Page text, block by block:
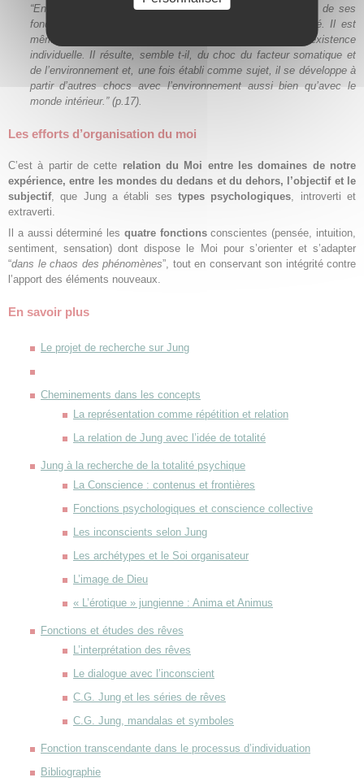
“En dépit du caractère relativement inconnu et inconscient de ses
fondements, le moi est un facteur de conscience privilégié. Il est
même, sur le plan empirique, une acquisition de l’existence
individuelle. Il résulte, semble t-il, du choc du facteur somatique et
de l’environnement et, une fois établi comme sujet, il se développe à
partir d’autres chocs avec l’environnement aussi bien qu’avec le
monde intérieur.”(p.17).
Les efforts d’organisation du moi
C’est à partir de cette relation du Moi entre les domaines de notre
expérience, entre les mondes du dedans et du dehors, l’objectif et le
subjectif, que Jung a établi ses types psychologiques, introverti et
extraverti.
Il a aussi déterminé les quatre fonctionsconscientes (pensée, intuition,
sentiment, sensation) dont dispose le Moi pour s’orienter et s’adapter
“dans le chaos des phénomènes”, tout en conservant son intégrité contre
l’apport des éléments nouveaux.
En savoir plus
Le projet de recherche sur Jung
Cheminements dans les concepts
La représentation comme répétition et relation
La relation de Jung avec l’idée de totalité
Jung à la recherche de la totalité psychique
La Conscience : contenus et frontières
Fonctions psychologiques et conscience collective
Les inconscients selon Jung
Les archétypes et le Soi organisateur
L’image de Dieu
« L’érotique » jungienne : Anima et Animus
Fonctions et études des rêves
L’interprétation des rêves
Le dialogue avec l’inconscient
C.G. Jung et les séries de rêves
C.G. Jung, mandalas et symboles
Fonction transcendante dans le processus d’individuation
Bibliographie